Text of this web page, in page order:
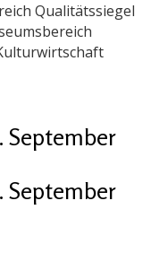
Qualitätssiegel
September
September